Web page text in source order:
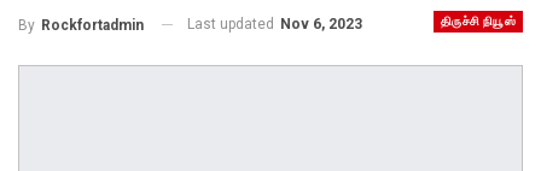
திருச்சி நியூஸ்
By Rockfortadmin Last updated Nov 6, 2023